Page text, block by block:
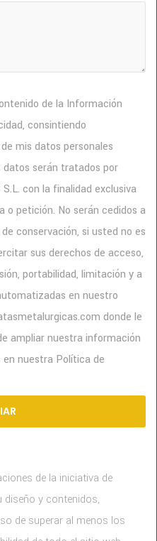
de la Información
consintiendo
mis datos personales
serán tratados por
S.L. con la finalidad exclusiva
o petición. No serán cedidos a
conservación, si usted no es
sus derechos de acceso,
portabilidad, limitación y a
en nuestro
donde le
ampliar nuestra información
nuestra Política de
de la iniciativa de
diseño y contenidos,
de superar al menos los